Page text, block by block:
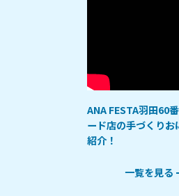
ANA FESTA羽田60
ード店の手づくりお
紹介！
一覧を見る